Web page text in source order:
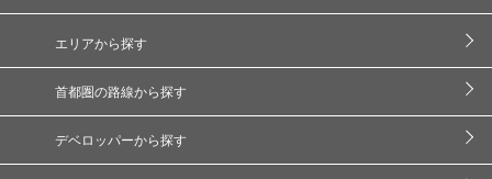
エリアから探す
首都圏の路線から探す
デベロッパーから探す